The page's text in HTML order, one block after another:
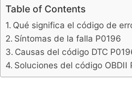
Table of Contents
Qué significa el código de
Síntomas de la falla P0196
Causas del código DTC
Soluciones del código OBDII